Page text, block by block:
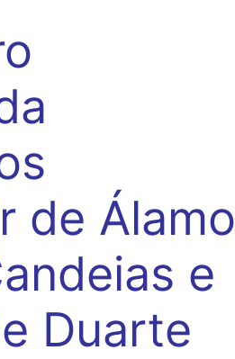
de Álamo
e
Duarte